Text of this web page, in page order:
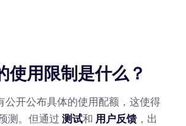
使用限制是什么？
公开公布具体的使用配额，这使得
测。但通过 测试和 用户反馈，出